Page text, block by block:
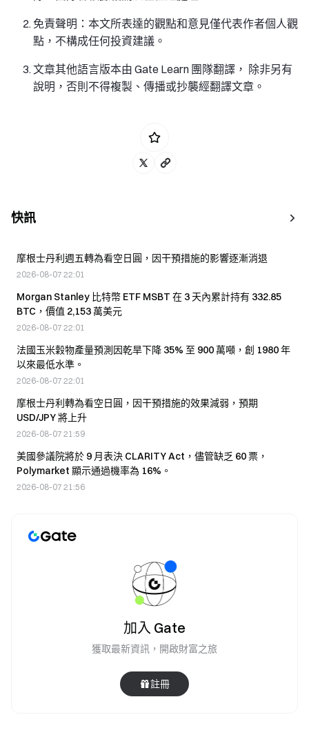
免責聲明：本文所表達的觀點和意見僅代表作者個人觀
點，不構成任何投資建議。
文章其他語言版本由 Gate Learn 團隊翻譯， 除非另有
說明，否則不得複製、傳播或抄襲經翻譯文章。
快訊
摩根士丹利週五轉為看空日圓，因干預措施的影響逐漸消退
2026-08-07 22:01
Morgan Stanley 比特幣 ETF MSBT 在 3 天內累計持有 332.85
BTC，價值 2,153 萬美元
2026-08-07 22:01
法國玉米穀物產量預測因乾旱下降 35% 至 900 萬噸，創 1980 年
以來最低水準。
2026-08-07 22:01
摩根士丹利轉為看空日圓，因干預措施的效果減弱，預期
USD/JPY 將上升
2026-08-07 21:59
美國參議院將於 9 月表決 CLARITY Act，儘管缺乏 60 票，
Polymarket 顯示通過機率為 16%。
2026-08-07 21:56
加入 Gate
獲取最新資訊，開啟財富之旅
註冊